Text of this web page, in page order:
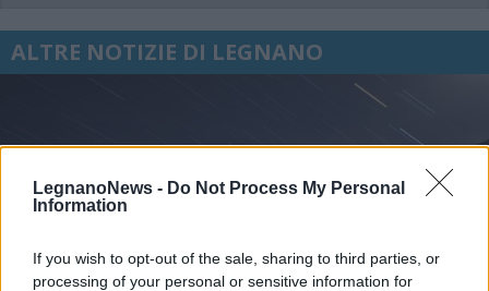
LegnanoNews - Do Not Process My Personal
Information
If you wish to opt-out of the sale, sharing to third parties, or
processing of your personal or sensitive information for
ALTRE NOTIZIE DI LEGNANO